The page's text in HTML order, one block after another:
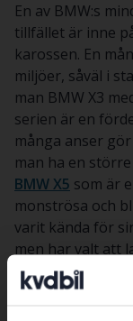
En av BMW:s
tillfället är inne
karossen. En
miljöer, såväl i
man BMW X3
serien är en
många anser
man ha en
BMW X5 som är
monströsa och
varit kända för
men har valt att
då de har velat
modellens